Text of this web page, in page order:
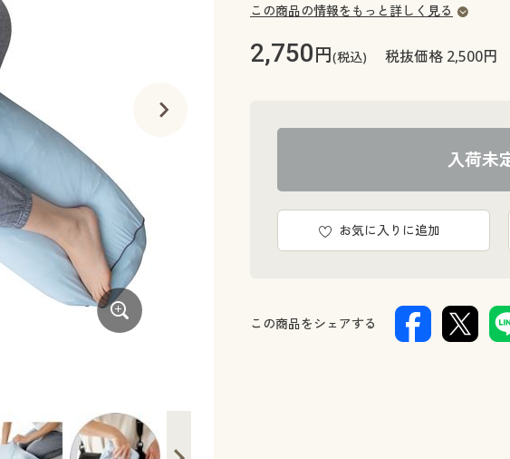
この商品の情報をもっと詳しく見る
2,750円(税込) 税抜価格 2,500円
入荷未
お気に入りに追加
この商品をシェアする